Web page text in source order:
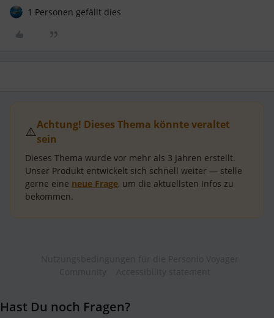
1 Personen gefällt dies
⚠️Achtung! Dieses Thema könnte veraltet
sein
Dieses Thema wurde vor mehr als 3 Jahren erstellt.
Unser Produkt entwickelt sich schnell weiter — stelle
gerne eine neue Frage, um die aktuellsten Infos zu
bekommen.
Hast Du noch Fragen?